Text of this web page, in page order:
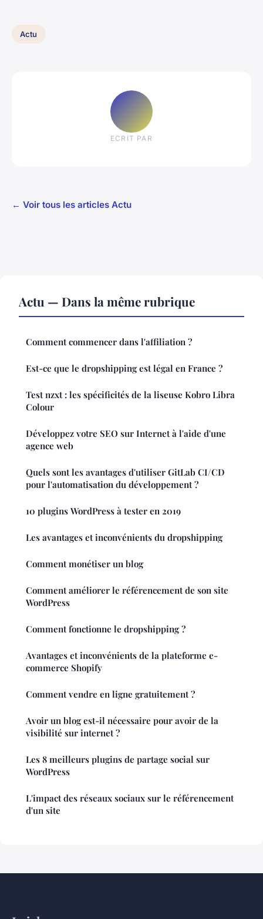
Actu
ECRIT PAR
← Voir tous les articles Actu
Actu — Dans la même rubrique
Comment commencer dans l'affiliation ?
Est-ce que le dropshipping est légal en France ?
Test nzxt : les spécificités de la liseuse Kobro Libra
Colour
Développez votre SEO sur Internet à l'aide d'une
agence web
Quels sont les avantages d'utiliser GitLab CI/CD
pour l'automatisation du développement ?
10 plugins WordPress à tester en 2019
Les avantages et inconvénients du dropshipping
Comment monétiser un blog
Comment améliorer le référencement de son site
WordPress
Comment fonctionne le dropshipping ?
Avantages et inconvénients de la plateforme e-
commerce Shopify
Comment vendre en ligne gratuitement ?
Avoir un blog est-il nécessaire pour avoir de la
visibilité sur internet ?
Les 8 meilleurs plugins de partage social sur
WordPress
L'impact des réseaux sociaux sur le référencement
d'un site